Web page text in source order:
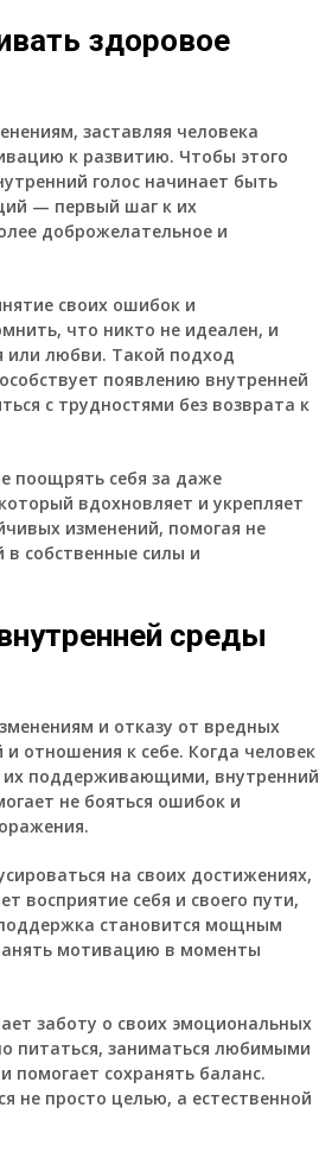
здоровое
заставляя человека
к развитию. Чтобы этого
голос начинает быть
— первый шаг к их
доброжелательное и
своих ошибок и
что никто не идеален, и
или любви. Такой подход
появлению внутренней
с трудностями без возврата к
поощрять себя за даже
вдохновляет и укрепляет
изменений, помогая не
в собственные силы и
среды
и отказу от вредных
отношения к себе. Когда человек
их поддерживающими, внутренний
не бояться ошибок и
на своих достижениях,
восприятие себя и своего пути,
поддержка становится мощным
мотивацию в моменты
заботу о своих эмоциональных
питаться, заниматься любимыми
помогает сохранять баланс.
не просто целью, а естественной